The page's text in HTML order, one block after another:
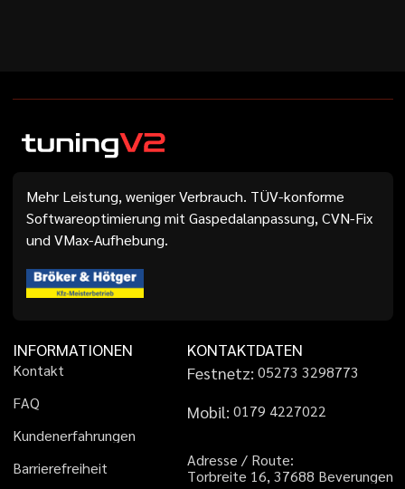
Mehr Leistung, weniger Verbrauch. TÜV-konforme
Softwareoptimierung mit Gaspedalanpassung, CVN-Fix
und VMax-Aufhebung.
INFORMATIONEN
Kontakt
FAQ
Kundenerfahrungen
Barrierefreiheit
KONTAKTDATEN
Festnetz: 05273 3298773
Mobil: 01 79 4227022
Adresse / Route:
Torbreite 16, 37688 Beverungen